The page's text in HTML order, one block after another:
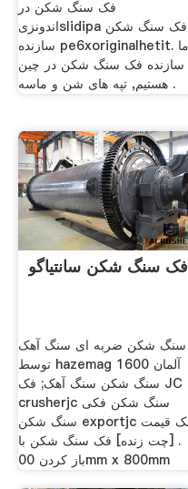
فک سنگ شکن در
اندونزیslidipa فک سنگ شکن
سازنده pe6xoriginalhetit. ما
سازنده فک سنگ شکن در چین
هستیم, تپه های شن و ماسه .
فک سنگ شکن سانتیاگو
سنگ شکن ضربه ای سنگ آهک
توسط hazemag آلمان 1600
سنگ شکن سنگ آهک; فک JC
crusherjc سنگ شکن فکی
سنگ شکن exportjc فک قیمت
. [چت زنده] فک سنگ شکن با
باز کردن 00mm x 800mm